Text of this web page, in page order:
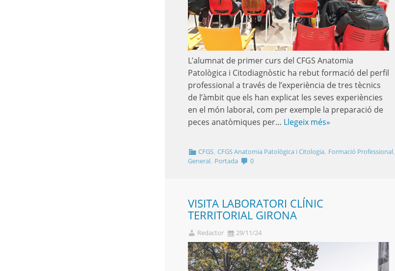
L’alumnat de primer curs del CFGS Anatomia
Patològica i Citodiagnòstic ha rebut formació del perfil
professional a través de l’experiència de tres tècnics
de l’àmbit que els han explicat les seves experiències
en el món laboral, com per exemple la preparació de
peces anatòmiques per… Llegeix més»
CFGS,CFGS Anatomia Patològica i Citologia, Formació Professional,
General, Portada 0
VISITA LABORATORI CLÍNIC
TERRITORIAL GIRONA
Redactor 29/11/24